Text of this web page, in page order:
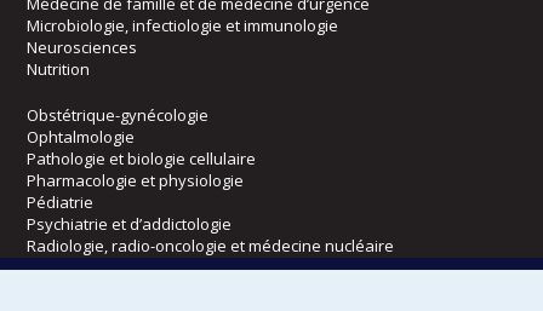
Microbiologie, infectiologie et immunologie
Neurosciences
Nutrition
Obstétrique-gynécologie
Ophtalmologie
Pathologie et biologie cellulaire
Pharmacologie et physiologie
Pédiatrie
Psychiatrie et d’addictologie
Radiologie, radio-oncologie et médecine nucléaire